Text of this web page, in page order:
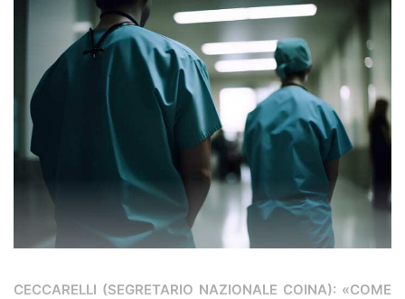
CECCARELLI (SEGRETARIO NAZIONALE COINA): «COME